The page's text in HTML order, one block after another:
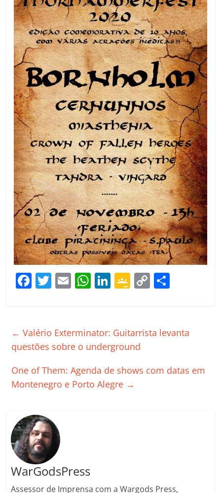
F
e
b
o
k
T
er
E
l
W
s
A
p
Li
e
dI
G
gl
e
a
ss
C
y
k
p
h
← Valério Exterminator: Guitarrista levanta
questões sobre o underground
One of Them: Agenda de shows com datas em
Montenegro e Porto Alegre →
WarGodsPress
Assessor de Imprensa com a Wargods Press,